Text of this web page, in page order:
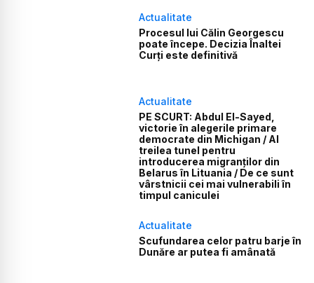
Actualitate
Procesul lui Călin Georgescu
poate începe. Decizia Înaltei
Curți este definitivă
Actualitate
PE SCURT: Abdul El-Sayed,
victorie în alegerile primare
democrate din Michigan / Al
treilea tunel pentru
introducerea migranților din
Belarus în Lituania / De ce sunt
vârstnicii cei mai vulnerabili în
timpul caniculei
Actualitate
Scufundarea celor patru barje în
Dunăre ar putea fi amânată